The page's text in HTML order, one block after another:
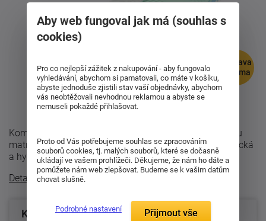
doprava
zdarma
Komfortní sedmizónová matrace Enigma je partnerskou
matrací, neboť je dvojí tuhosti. Je ortopedická, anatomická
a hygienická. Nyní v setu 1 ...
Detailní popis
Konfigurace produktu
Aby web fungoval jak má (souhlas s
cookies)
Pro co nejlepší zážitek z nakupování - aby fungovalo
vyhledávání, abychom si pamatovali, co máte v košíku,
abyste jednoduše zjistili stav vaší objednávky, abychom
vás neobtěžovali nevhodnou reklamou a abyste se
nemuseli pokaždé přihlašovat.
Proto od Vás potřebujeme souhlas se zpracováním
souborů cookies, tj. malých souborů, které se dočasně
ukládají ve vašem prohlížeči. Děkujeme, že nám ho dáte a
pomůžete nám web zlepšovat. Budeme se k vašim datům
chovat slušně.
Podrobné nastavení Přijmout vše